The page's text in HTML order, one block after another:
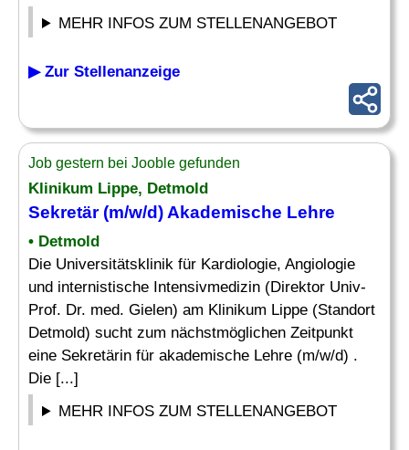
MEHR INFOS ZUM STELLENANGEBOT
▶ Zur Stellenanzeige
Job gestern bei Jooble gefunden
Klinikum Lippe, Detmold
Sekretär(m/w/d) Akademische Lehre
• Detmold
Die Universitätsklinik für Kardiologie, Angiologie
und internistische Intensivmedizin (Direktor Univ-
Prof. Dr. med. Gielen) am Klinikum Lippe (Standort
Detmold) sucht zum nächstmöglichen Zeitpunkt
eine Sekretärin für akademische Lehre (m/w/d) .
Die [...]
MEHR INFOS ZUM STELLENANGEBOT